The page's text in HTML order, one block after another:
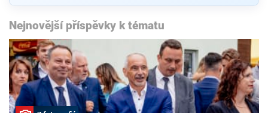
Nejnovější příspěvky k tématu